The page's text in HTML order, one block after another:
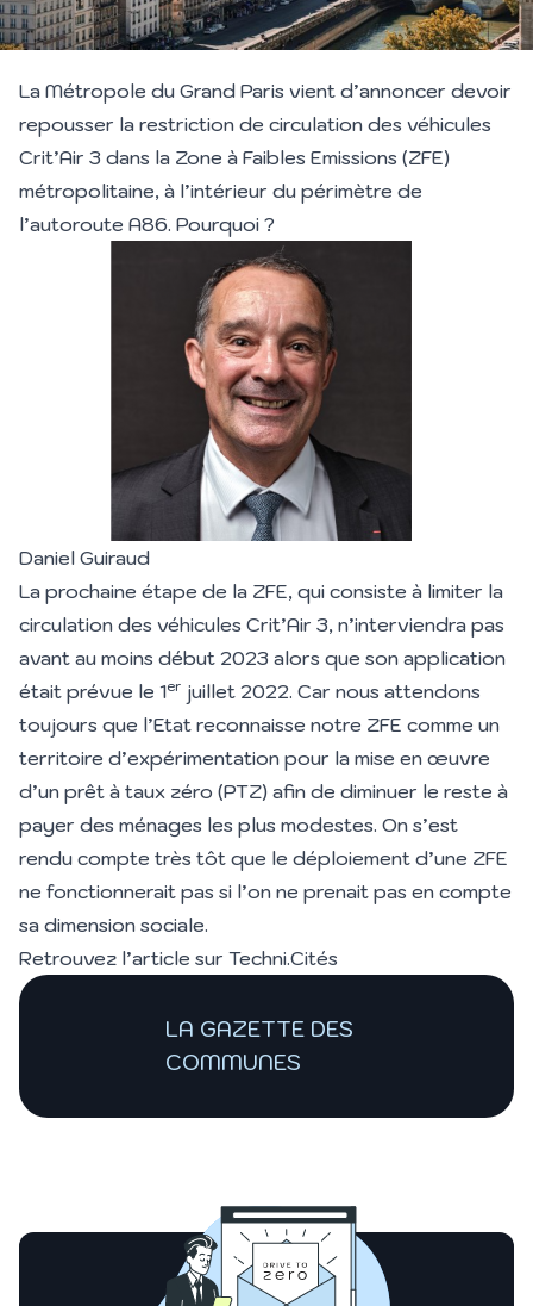
La Métropole du Grand Paris vient d’annoncer devoir
repousser la restriction de circulation des véhicules
Crit’Air 3 dans la Zone à Faibles Emissions (ZFE)
métropolitaine, à l’intérieur du périmètre de
l’autoroute A86. Pourquoi ?
Daniel Guiraud
La prochaine étape de la ZFE, qui consiste à limiter la
circulation des véhicules Crit’Air 3, n’interviendra pas
avant au moins début 2023 alors que son application
était prévue le 1er juillet 2022. Car nous attendons
toujours que l’Etat reconnaisse notre ZFE comme un
territoire d’expérimentation pour la mise en œuvre
d’un prêt à taux zéro (PTZ) afin de diminuer le reste à
payer des ménages les plus modestes. On s’est
rendu compte très tôt que le déploiement d’une ZFE
ne fonctionnerait pas si l’on ne prenait pas en compte
sa dimension sociale.
Retrouvez l’article sur Techni.Cités
LA GAZETTE DES
COMMUNES